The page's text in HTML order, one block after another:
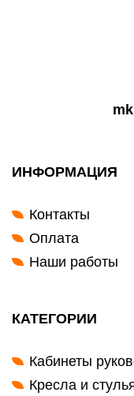
ИНФОРМАЦИЯ
Контакты
Оплата
Наши работы
КАТЕГОРИИ
Кабинеты
Кресла и